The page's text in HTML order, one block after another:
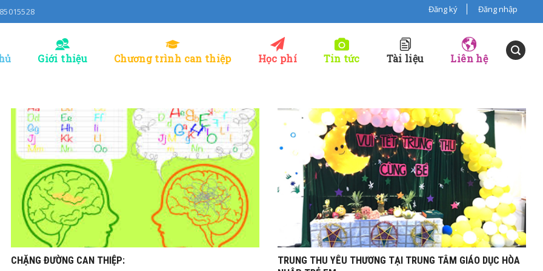
Đăng ký Đăng nhập
Giới thiệu Chương trình can thiệp Học phí Tin tức Tài liệu Liên hệ
Th113, 2021
CHẶNG ĐƯỜNG CAN THIỆP: Th1012, 2020
TRUNG THU YÊU THƯƠNG TẠI TRUNG TÂM GIÁO DỤC HÒA